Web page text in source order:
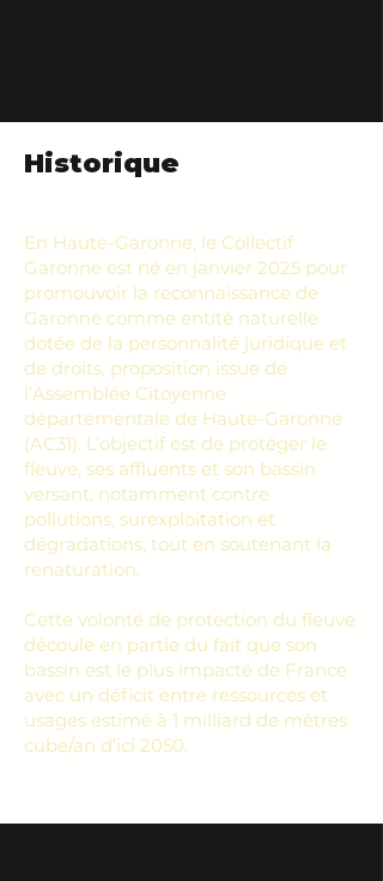
Historique
En Haute-Garonne, le Collectif
Garonne est né en janvier 2025 pour
promouvoir la reconnaissance de
Garonne comme entité naturelle
dotée de la personnalité juridique et
de droits, proposition issue de
l’Assemblée Citoyenne
départementale de Haute-Garonne
(AC31). L’objectif est de protéger le
fleuve, ses affluents et son bassin
versant, notamment contre
pollutions, surexploitation et
dégradations, tout en soutenant la
renaturation.
Cette volonté de protection du fleuve
découle en partie du fait que son
bassin est le plus impacté de France
avec un déficit entre ressources et
usages estimé à 1 milliard de mètres
cube/an d’ici 2050.